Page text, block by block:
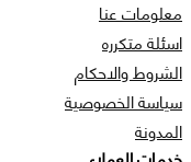
معلومات عنا
اسئلة متكرره
الشروط والاحكام
سياسة الخصوصية
المدونة